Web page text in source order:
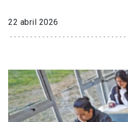
22 abril 2026